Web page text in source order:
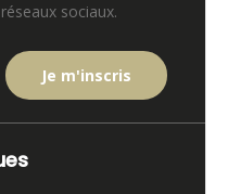
sociaux.